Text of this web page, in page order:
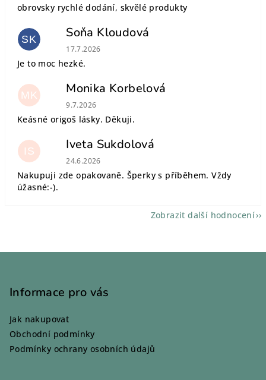
obrovsky rychlé dodání, skvělé produkty
SK Soňa Kloudová
Hodnocení obchodu je 5 z 5 hvězdiček.
17.7.2026
Je to moc hezké.
MK Monika Korbelová
Hodnocení obchodu je 5 z 5 hvězdiček.
9.7.2026
Keásné origoš lásky. Děkuji.
IS Iveta Sukdolová
Hodnocení obchodu je 5 z 5 hvězdiček.
24.6.2026
Nakupuji zde opakovaně. Šperky s příběhem. Vždy
úžasné:-).
Zobrazit další hodnocení
Informace pro vás
Jak nakupovat
Obchodní podmínky
Podmínky ochrany osobních údajů